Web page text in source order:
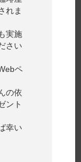
れま
実施
さい
ペ
の依
ント
幸い